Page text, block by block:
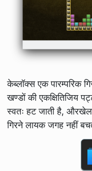
केब्लॉक्स एक पारम्परिक
खण्डों की एकक्षितिजिय
स्वतः हट जाती है,
गिरने लायक जगह नहीं